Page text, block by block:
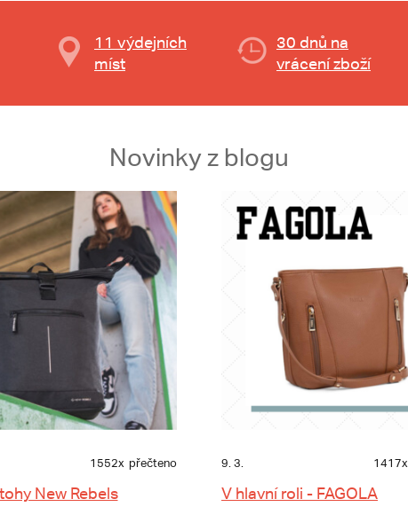
11 výdejních
míst
30 dnů na
vrácení zboží
Novinky z blogu
1552x přečteno
New Rebels
9. 3. 1417x
V hlavní roli - FAGOLA